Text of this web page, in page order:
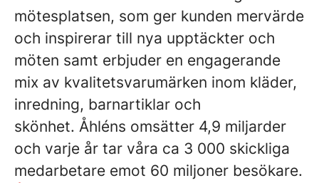
mötesplatsen, som ger kunden mervärde
och inspirerar till nya upptäckter och
möten samt erbjuder en engagerande
mix av kvalitetsvarumärken inom kläder,
inredning, barnartiklar och
skönhet. Åhléns omsätter 4,9 miljarder
och varje år tar våra ca 3 000 skickliga
medarbetare emot 60 miljoner besökare.